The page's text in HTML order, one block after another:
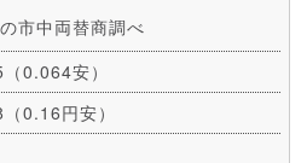
市中両替商調べ
0.064安）
0.16円安）